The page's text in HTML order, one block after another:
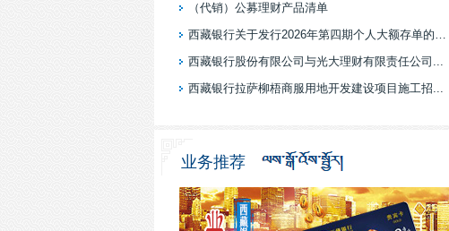
（代销）公募理财产品清单
西藏银行关于发行2026年第四期个人大额存单的公告
西藏银行股份有限公司与光大理财有限责任公司...
西藏银行拉萨柳梧商服用地开发建设项目施工招...
业务推荐